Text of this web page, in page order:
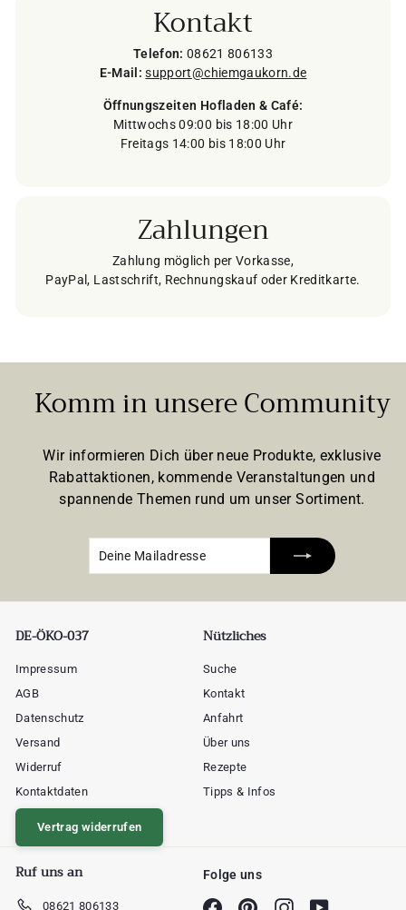
Kontakt
Telefon: 08621 806133
E-Mail: support@chiemgaukorn.de
Öffnungszeiten Hofladen & Café:
Mittwochs 09:00 bis 18:00 Uhr
Freitags 14:00 bis 18:00 Uhr
Zahlungen
Zahlung möglich per Vorkasse,
PayPal, Lastschrift, Rechnungskauf oder Kreditkarte.
Komm in unsere Community
Wir informieren Dich über neue Produkte, exklusive
Rabattaktionen, kommende Veranstaltungen und
spannende Themen rund um unser Sortiment.
DE-ÖKO-037
Impressum
AGB
Datenschutz
Versand
Widerruf
Kontaktdaten
Vertrag widerrufen
Nützliches
Suche
Kontakt
Anfahrt
Über uns
Rezepte
Tipps & Infos
Ruf uns an
08621 806133
Folge uns
FacebookPinterestInstagram